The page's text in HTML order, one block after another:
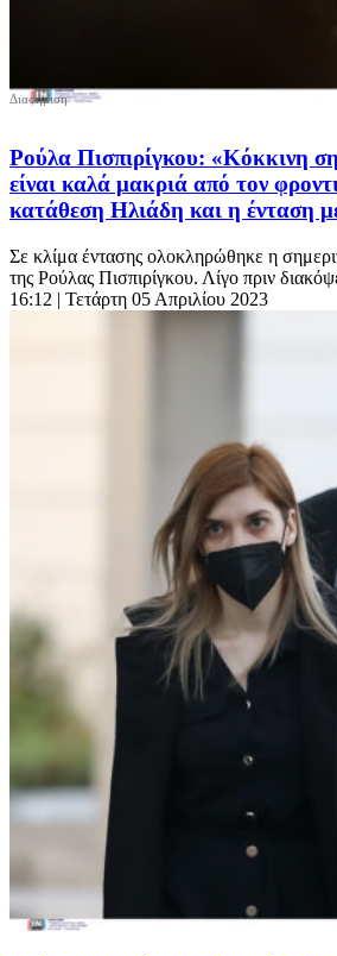
Ρούλα Πισπιρίγκου: «Κόκκινη
είναι καλά μακριά από τον
κατάθεση Ηλιάδη και η ένταση
Σε κλίμα έντασης ολοκληρώθηκε η
της Ρούλας Πισπιρίγκου. Λίγο πριν
16:12 | Τετάρτη 05 Απριλίου 2023